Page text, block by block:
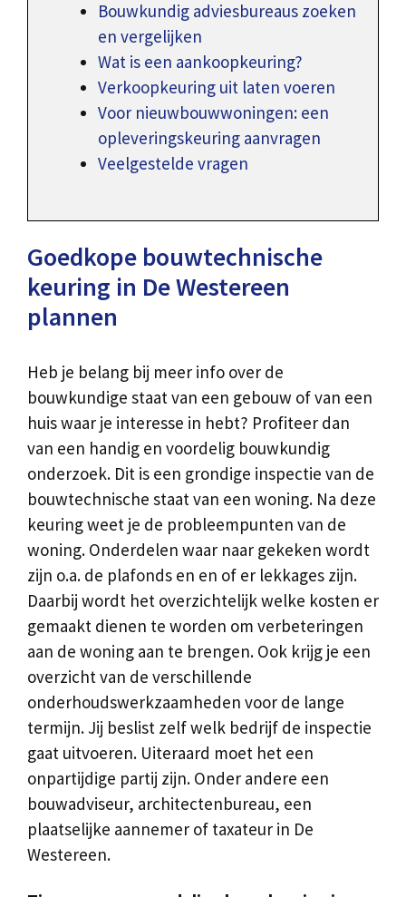
Bouwkundig adviesbureaus zoeken
en vergelijken
Wat is een aankoopkeuring?
Verkoopkeuring uit laten voeren
Voor nieuwbouwwoningen: een
opleveringskeuring aanvragen
Veelgestelde vragen
Goedkope bouwtechnische
keuring in De Westereen
plannen
Heb je belang bij meer info over de
bouwkundige staat van een gebouw of van een
huis waar je interesse in hebt? Profiteer dan
van een handig en voordelig bouwkundig
onderzoek. Dit is een grondige inspectie van de
bouwtechnische staat van een woning. Na deze
keuring weet je de probleempunten van de
woning. Onderdelen waar naar gekeken wordt
zijn o.a. de plafonds en en of er lekkages zijn.
Daarbij wordt het overzichtelijk welke kosten er
gemaakt dienen te worden om verbeteringen
aan de woning aan te brengen. Ook krijg je een
overzicht van de verschillende
onderhoudswerkzaamheden voor de lange
termijn. Jij beslist zelf welk bedrijf de inspectie
gaat uitvoeren. Uiteraard moet het een
onpartijdige partij zijn. Onder andere een
bouwadviseur, architectenbureau, een
plaatselijke aannemer of taxateur in De
Westereen.